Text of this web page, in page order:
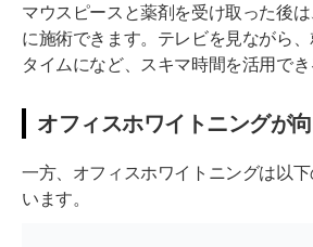
マウスピースと薬剤を受け取った後
に施術できます。テレビを見ながら
タイムになど、スキマ時間を活用でき
オフィスホワイトニングが
一方、オフィスホワイトニングは以
います。